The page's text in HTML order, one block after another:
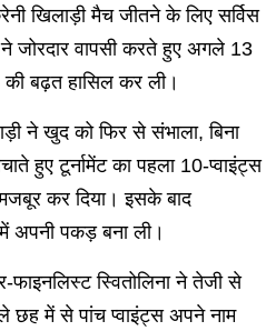
खिलाड़ी मैच जीतने के लिए सर्विस
जोरदार वापसी करते हुए अगले 13
बढ़त हासिल कर ली।
ने खुद को फिर से संभाला, बिना
हुए टूर्नामेंट का पहला 10-प्वाइंट्स
कर दिया। इसके बाद
अपनी पकड़ बना ली।
फाइनलिस्ट स्वितोलिना ने तेजी से
छह में से पांच प्वाइंट्स अपने नाम